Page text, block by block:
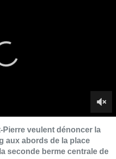
le temps des travaux de la
achevé en 2018, mais ce
Un sentiment qui n’est pas
qui ce parking provisoire
commune de Woluwe-Saint-
face à la
la place Dumon.
Quentin Rossels et Hugo